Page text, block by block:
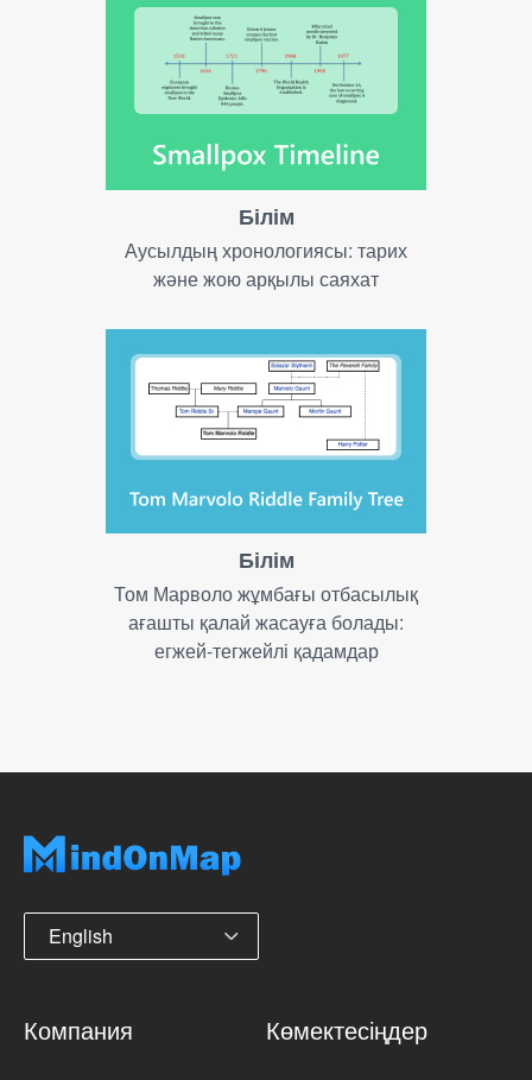
Білім
Аусылдың хронологиясы: тарих
және жою арқылы саяхат
Білім
Том Марволо жұмбағы отбасылық
ағашты қалай жасауға болады:
егжей-тегжейлі қадамдар
English
Компания Көмектесіңдер